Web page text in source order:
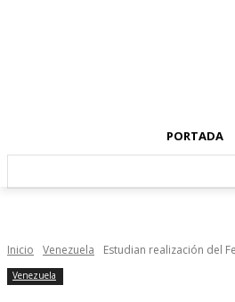
PORTADA
Inicio Venezuela Estudian realización del
Venezuela